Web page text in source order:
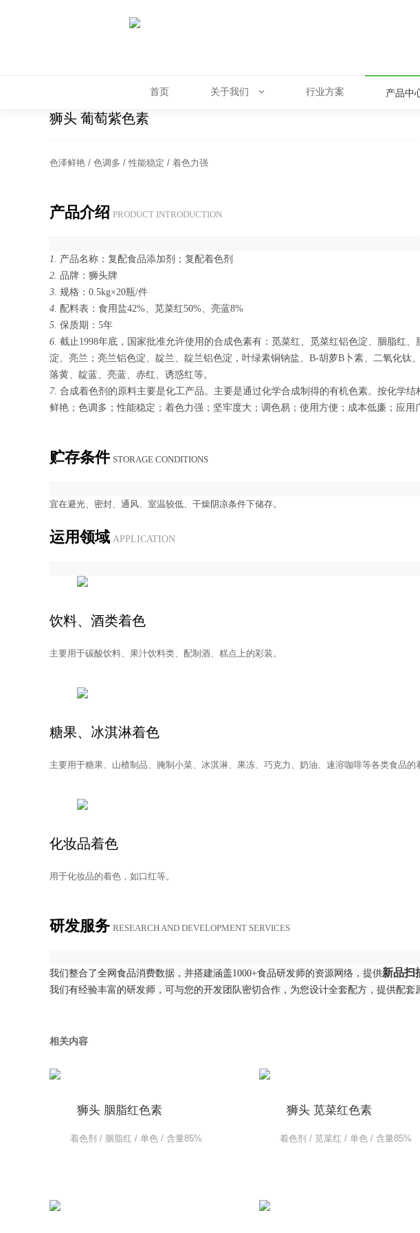
首页 关于我们 行业方案 产品中
狮头 葡萄紫色素
色泽鲜艳 / 色调多 / 性能稳定 / 着色力强
产品介绍 PROD­UCT IN­TRO­DUC­TION
1. 产品名称：复配食品添加剂；复配着色剂
2. 品牌：狮头牌
3. 规格：0.5kg×20瓶/件
4. 配料表：食用盐42%、苋菜红50%、亮蓝8%
5. 保质期：5年
6. 截止1998年底，国家批准允许使用的合成色素有：觅菜红、觅菜红铝色淀、胭脂红
淀、亮兰；亮兰铝色淀、靛兰、靛兰铝色淀，叶绿素铜钠盐、B-胡萝B卜素、二氧化
落黄、靛蓝、亮蓝、赤红、诱惑红等。
7. 合成着色剂的原料主要是化工产品。主要是通过化学合成制得的有机色素。按化学
鲜艳；色调多；性能稳定；着色力强；坚牢度大；调色易；使用方便；成本低廉；应用
贮存条件 STOR­AGE CON­DI­TIONS
宜在避光、密封、通风、室温较低、干燥阴凉条件下储存。
运用领域 AP­PLI­CA­TION
饮料、酒类着色
主要用于碳酸饮料、果汁饮料类、配制酒、糕点上的彩装。
糖果、冰淇淋着色
主要用于糖果、山楂制品、腌制小菜、冰淇淋、果冻、巧克力、奶油、速溶咖啡等各类食品的
化妆品着色
用于化妆品的着色，如口红等。
研发服务 RE­SEARCH AND DE­VEL­OP­MENT SER­VICES
我们整合了全网食品消费数据，并搭建涵盖1000+食品研发师的资源网络，提供新品扫
我们有经验丰富的研发师，可与您的开发团队密切合作，为您设计全套配方，提供配套
相关内容
狮头 胭脂红色素
着色剂 / 胭脂红 / 单色 / 含量85%
狮头 苋菜红色素
着色剂 / 苋菜红 / 单色 / 含量85%